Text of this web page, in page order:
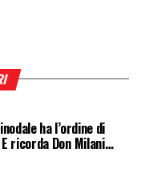
ha l’ordine di
ricorda Don Milani…